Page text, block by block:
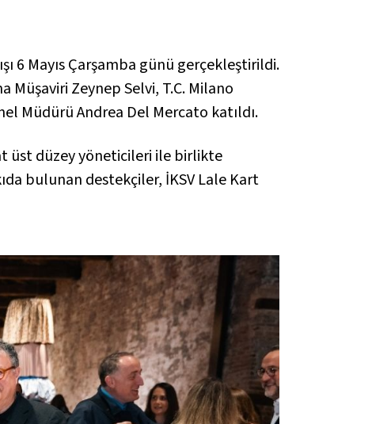
6 Mayıs Çarşamba günü gerçekleştirildi.
Müşaviri Zeynep Selvi, T.C. Milano
Müdürü Andrea Del Mercato katıldı.
üst düzey yöneticileri ile birlikte
bulunan destekçiler, İKSV Lale Kart